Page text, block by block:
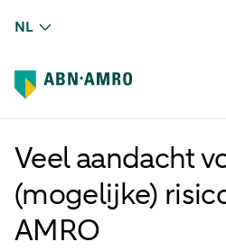
NL
Veel aandacht
(mogelijke)
AMRO